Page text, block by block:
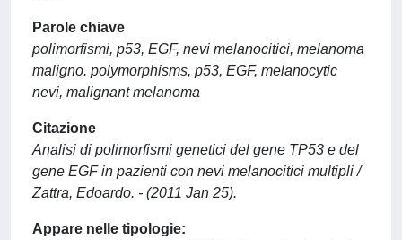
Parole chiave
polimorfismi, p53, EGF, nevi melanocitici, melanoma
maligno. polymorphisms, p53, EGF, melanocytic
nevi, malignant melanoma
Citazione
Analisi di polimorfismi genetici del gene TP53 e del
gene EGF in pazienti con nevi melanocitici multipli /
Zattra, Edoardo. - (2011 Jan 25).
Appare nelle tipologie: